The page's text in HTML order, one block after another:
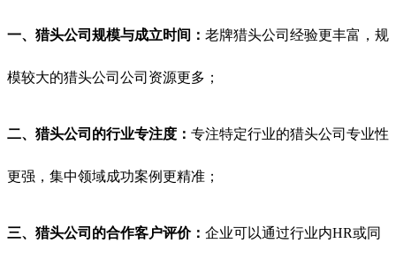
一、 猎头公司规模与成立时间： 老牌猎头公司经验更丰富，规
模较大的猎头公司公司资源更多；
二、猎头公司的行业专注度： 专注特定行业的猎头公司专业性
更强，集中领域成功案例更精准；
三、猎头公司的合作客户评价： 企业可以通过行业内HR或同